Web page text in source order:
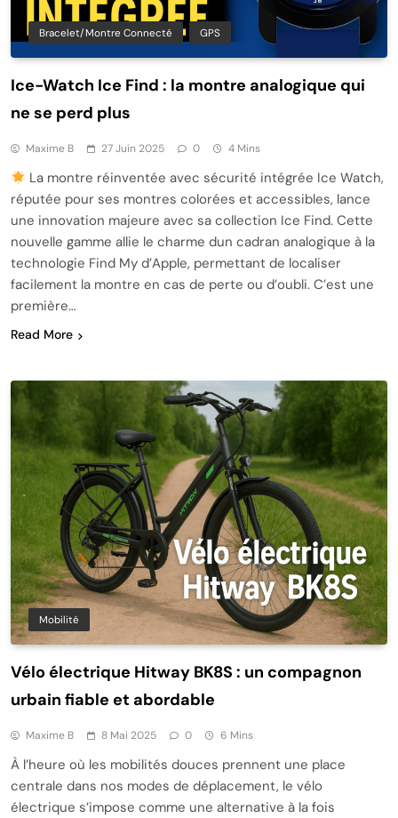
Bracelet/montre Connecté GPS
Ice-Watch Ice Find : la montre analogique qui
ne se perd plus
Maxime B 27 Juin 2025 0 4 Mins
La montre réinventée avec sécurité intégrée Ice Watch,
réputée pour ses montres colorées et accessibles, lance
une innovation majeure avec sa collection Ice Find. Cette
nouvelle gamme allie le charme dun cadran analogique à la
technologie Find My d’Apple, permettant de localiser
facilement la montre en cas de perte ou d’oubli. C’est une
première…
Read More
Mobilité
Vélo électrique Hitway BK8S : un compagnon
urbain fiable et abordable
Maxime B 8 Mai 2025 0 6 Mins
À l’heure où les mobilités douces prennent une place
centrale dans nos modes de déplacement, le vélo
électrique s’impose comme une alternative à la fois